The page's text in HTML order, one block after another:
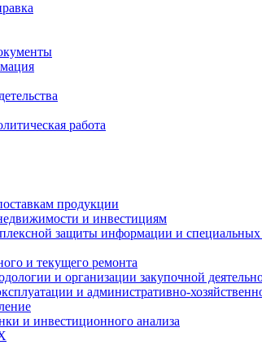
работа
продукции
и инвестициям
защиты информации и
и текущего ремонта
и организации закупочной
и административно-
и инвестиционного анализа